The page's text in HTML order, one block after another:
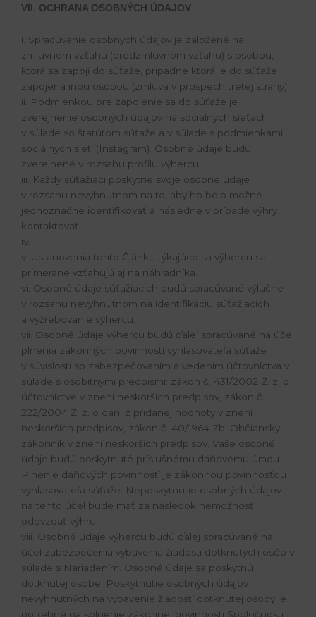
VII. OCHRANA OSOBNÝCH ÚDAJOV
i. Spracúvanie osobných údajov je založené na
zmluvnom vzťahu (predzmluvnom vzťahu) s osobou,
ktorá sa zapojí do súťaže, prípadne ktorá je do súťaže
zapojená inou osobou (zmluva v prospech tretej strany).
ii. Podmienkou pre zapojenie sa do súťaže je
zverejnenie osobných údajov na sociálnych sieťach,
v súlade so štatútom súťaže a v súlade s podmienkami
sociálnych sietí (Instagram). Osobné údaje budú
zverejnené v rozsahu profilu výhercu.
iii. Každý súťažiaci poskytne svoje osobné údaje
v rozsahu nevyhnutnom na to, aby ho bolo možné
jednoznačne identifikovať a následne v prípade výhry
kontaktovať.
iv.
v. Ustanovenia tohto Článku týkajúce sa výhercu sa
primerane vzťahujú aj na náhradníka.
vi. Osobné údaje súťažiacich budú spracúvané výlučne
v rozsahu nevyhnutnom na identifikáciu súťažiacich
a vyžrebovanie výhercu.
vii. Osobné údaje výhercu budú ďalej spracúvané na účel
plnenia zákonných povinností vyhlasovateľa súťaže
v súvislosti so zabezpečovaním a vedením účtovníctva v
súlade s osobitnými predpismi: zákon č. 431/2002 Z. z. o
účtovníctve v znení neskorších predpisov, zákon č.
222/2004 Z. z. o dani z pridanej hodnoty v znení
neskorších predpisov, zákon č. 40/1964 Zb. Občiansky
zákonník v znení neskorších predpisov. Vaše osobné
údaje budú poskytnuté príslušnému daňovému úradu.
Plnenie daňových povinností je zákonnou povinnosťou
vyhlasovateľa súťaže. Neposkytnutie osobných údajov
na tento účel bude mať za následok nemožnosť
odovzdať výhru.
viii. Osobné údaje výhercu budú ďalej spracúvané na
účel zabezpečenia vybavenia žiadosti dotknutých osôb v
súlade s Nariadením. Osobné údaje sa poskytnú
dotknutej osobe. Poskytnutie osobných údajov
nevyhnutných na vybavenie žiadosti dotknutej osoby je
potrebné na splnenie zákonnej povinnosti Spoločnosti.